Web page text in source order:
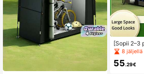
[Sopii 2–3
okäyttöön
tta – UV-
annettava
8 jäljellä
55.29€